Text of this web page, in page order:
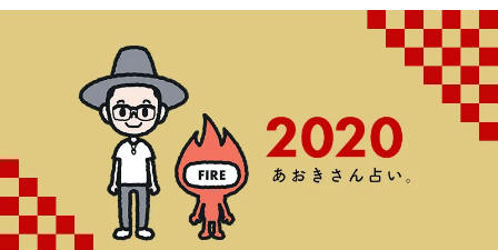
開運
アク
ショ
ン、
ラッ